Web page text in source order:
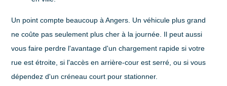
Un point compte beaucoup à Angers. Un véhicule plus grand
ne coûte pas seulement plus cher à la journée. Il peut aussi
vous faire perdre l'avantage d'un chargement rapide si votre
rue est étroite, si l'accès en arrière-cour est serré, ou si vous
dépendez d'un créneau court pour stationner.